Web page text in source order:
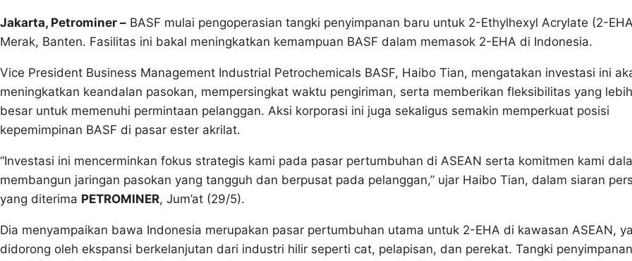
Jakarta, Petrominer – BASF mulai pengoperasian tangki penyimpanan baru untuk 2-Ethylhexyl Acrylate (2-
Merak, Banten. Fasilitas ini bakal meningkatkan kemampuan BASF dalam memasok 2-EHA di Indonesia.
Vice President Business Management Industrial Petrochemicals BASF, Haibo Tian, mengatakan investasi ini
meningkatkan keandalan pasokan, mempersingkat waktu pengiriman, serta memberikan fleksibilitas yang lebih
besar untuk memenuhi permintaan pelanggan. Aksi korporasi ini juga sekaligus semakin memperkuat posisi
kepemimpinan BASF di pasar ester akrilat.
“Investasi ini mencerminkan fokus strategis kami pada pasar pertumbuhan di ASEAN serta komitmen kami
membangun jaringan pasokan yang tangguh dan berpusat pada pelanggan,” ujar Haibo Tian, dalam siaran
yang diterima PETROMINER, Jum’at (29/5).
Dia menyampaikan bawa Indonesia merupakan pasar pertumbuhan utama untuk 2-EHA di kawasan ASEAN,
didorong oleh ekspansi berkelanjutan dari industri hilir seperti cat, pelapisan, dan perekat. Tangki penyimpanan